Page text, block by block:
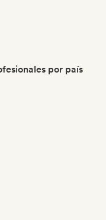
por país